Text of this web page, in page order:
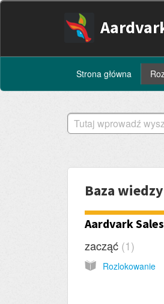
Strona główna
Baza wiedzy
Aardvark
zacząć 1
Rozlokowanie